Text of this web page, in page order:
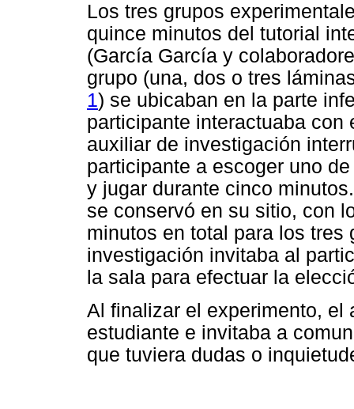
Los tres grupos
quince minutos del tutorial
(García García y
grupo (una, dos o tres
1) se ubicaban en la parte
participante interactuaba con
auxiliar de investigación
participante a escoger uno
y jugar durante cinco
se conservó en su sitio, con
minutos en total para los
investigación invitaba al
la sala para efectuar la
Al finalizar el experimento,
estudiante e invitaba a
que tuviera dudas o